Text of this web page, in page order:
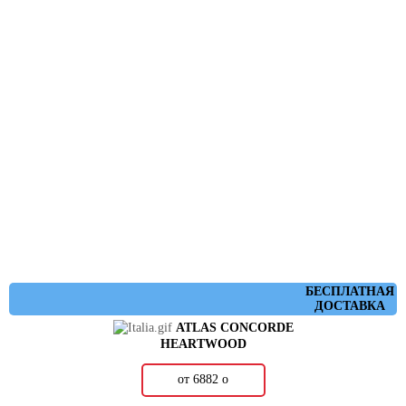
БЕСПЛАТНАЯ
ДОСТАВКА
ATLAS CONCORDE
HEARTWOOD
от 6882 о